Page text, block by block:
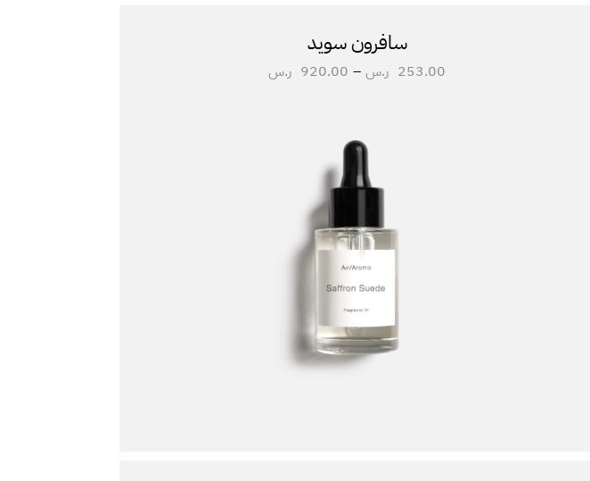
سافرون سويد
253.00 ر.س –
920.00 ر.س